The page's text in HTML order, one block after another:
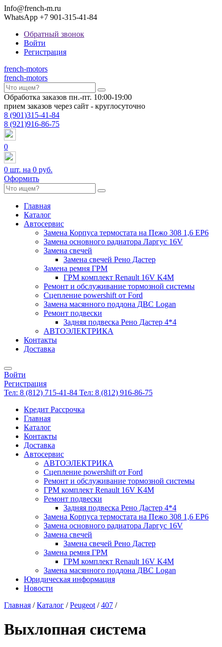
Info@french-m.ru
WhatsApp +7 901-315-41-84
Обратный звонок
Войти
Регистрация
french-motors
french-motors
Обработка заказов пн.-пт. 10:00-19:00
прием заказов через сайт - круглосуточно
8 (901)315-41-84
8 (921)916-86-75
0
0 шт. на 0 руб.
Оформить
Главная
Каталог
Автосервис
Замена Корпуса термостата на Пежо 308 1,6 EP6
Замена основного радиатора Ларгус 16V
Замена свечей
Замена свечей Рено Дастер
Замена ремня ГРМ
ГРМ комплект Renault 16V K4M
Ремонт и обслуживание тормозной системы
Сцепление powershift от Ford
Замена масянного поддона ДВС Logan
Ремонт подвески
Задняя подвеска Рено Дастер 4*4
АВТОЭЛЕКТРИКА
Контакты
Доставка
Войти
Регистрация
Тел: 8 (812) 715-41-84 Тел: 8 (812) 916-86-75
Кредит Рассрочка
Главная
Каталог
Контакты
Доставка
Автосервис
АВТОЭЛЕКТРИКА
Сцепление powershift от Ford
Ремонт и обслуживание тормозной системы
ГРМ комплект Renault 16V K4M
Ремонт подвески
Задняя подвеска Рено Дастер 4*4
Замена Корпуса термостата на Пежо 308 1,6 EP6
Замена основного радиатора Ларгус 16V
Замена свечей
Замена свечей Рено Дастер
Замена ремня ГРМ
ГРМ комплект Renault 16V K4M
Замена масянного поддона ДВС Logan
Юридическая информация
Новости
Главная / Каталог / Peugeot / 407 /
Выхлопная система